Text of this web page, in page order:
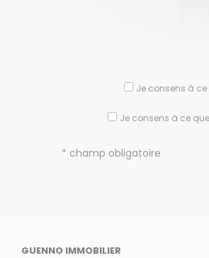
Je consens à
Je consens à ce
* champ obligatoire
GUENNO IMMOBILIER